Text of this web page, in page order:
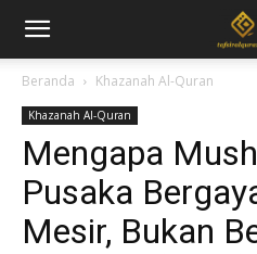
Beranda Khazanah Al-Quran
Khazanah Al-Quran
Mengapa
Pusaka
Mesir, Bukan